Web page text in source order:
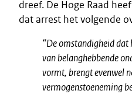
dreef. De Hoge Raad
dat arrest het volgende
“De omstandigheid dat
van belanghebbende
vormt, brengt evenwel
vermogenstoeneming